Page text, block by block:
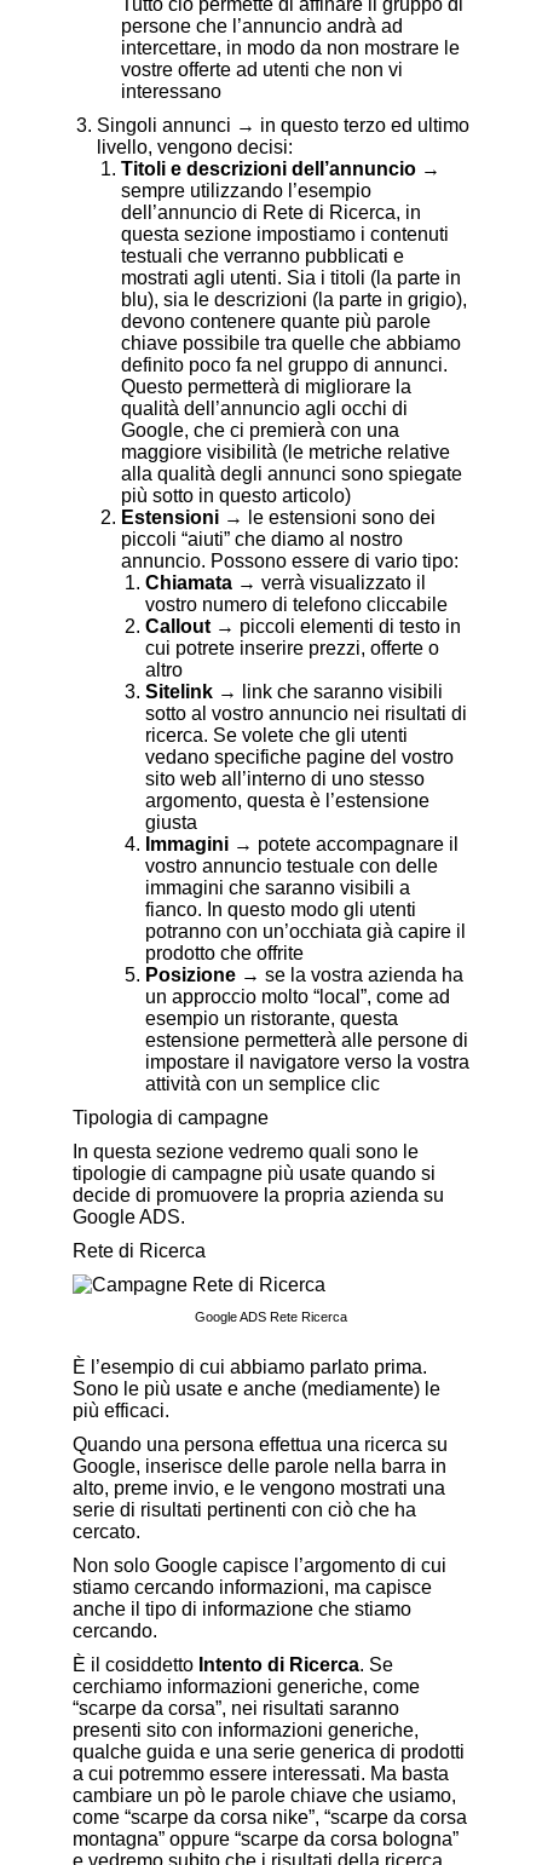
Tutto ciò permette di affinare il gruppo di
persone che l’annuncio andrà ad
intercettare, in modo da non mostrare le
vostre offerte ad utenti che non vi
interessano
Singoli annunci → in questo terzo ed ultimo
livello, vengono decisi:
Titoli e descrizioni dell’annuncio →
sempre utilizzando l’esempio
dell’annuncio di Rete di Ricerca, in
questa sezione impostiamo i contenuti
testuali che verranno pubblicati e
mostrati agli utenti. Sia i titoli (la parte in
blu), sia le descrizioni (la parte in grigio),
devono contenere quante più parole
chiave possibile tra quelle che abbiamo
definito poco fa nel gruppo di annunci.
Questo permetterà di migliorare la
qualità dell’annuncio agli occhi di
Google, che ci premierà con una
maggiore visibilità (le metriche relative
alla qualità degli annunci sono spiegate
più sotto in questo articolo)
Estensioni → le estensioni sono dei
piccoli “aiuti” che diamo al nostro
annuncio. Possono essere di vario tipo:
Chiamata → verrà visualizzato il
vostro numero di telefono cliccabile
Callout → piccoli elementi di testo in
cui potrete inserire prezzi, offerte o
altro
Sitelink → link che saranno visibili
sotto al vostro annuncio nei risultati di
ricerca. Se volete che gli utenti
vedano specifiche pagine del vostro
sito web all’interno di uno stesso
argomento, questa è l’estensione
giusta
Immagini → potete accompagnare il
vostro annuncio testuale con delle
immagini che saranno visibili a
fianco. In questo modo gli utenti
potranno con un’occhiata già capire il
prodotto che offrite
Posizione → se la vostra azienda ha
un approccio molto “local”, come ad
esempio un ristorante, questa
estensione permetterà alle persone di
impostare il navigatore verso la vostra
attività con un semplice clic
Tipologia di campagne
In questa sezione vedremo quali sono le
tipologie di campagne più usate quando si
decide di promuovere la propria azienda su
Google ADS.
Rete di Ricerca
Google ADS Rete Ricerca
È l’esempio di cui abbiamo parlato prima.
Sono le più usate e anche (mediamente) le
più efficaci.
Quando una persona effettua una ricerca su
Google, inserisce delle parole nella barra in
alto, preme invio, e le vengono mostrati una
serie di risultati pertinenti con ciò che ha
cercato.
Non solo Google capisce l’argomento di cui
stiamo cercando informazioni, ma capisce
anche il tipo di informazione che stiamo
cercando.
È il cosiddetto Intento di Ricerca. Se
cerchiamo informazioni generiche, come
“scarpe da corsa”, nei risultati saranno
presenti sito con informazioni generiche,
qualche guida e una serie generica di prodotti
a cui potremmo essere interessati. Ma basta
cambiare un pò le parole chiave che usiamo,
come “scarpe da corsa nike”, “scarpe da corsa
montagna” oppure “scarpe da corsa bologna”
e vedremo subito che i risultati della ricerca